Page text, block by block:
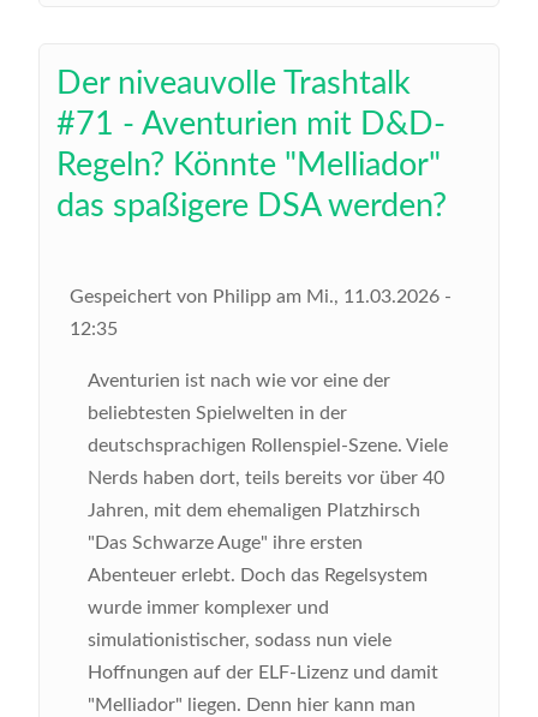
Der niveauvolle Trashtalk
#71 - Aventurien mit D&D-
Regeln? Könnte "Melliador"
das spaßigere DSA werden?
Gespeichert von Philipp am Mi., 11.03.2026 -
12:35
Aventurien ist nach wie vor eine der
beliebtesten Spielwelten in der
deutschsprachigen Rollenspiel-Szene. Viele
Nerds haben dort, teils bereits vor über 40
Jahren, mit dem ehemaligen Platzhirsch
"Das Schwarze Auge" ihre ersten
Abenteuer erlebt. Doch das Regelsystem
wurde immer komplexer und
simulationistischer, sodass nun viele
Hoffnungen auf der ELF-Lizenz und damit
"Melliador" liegen. Denn hier kann man